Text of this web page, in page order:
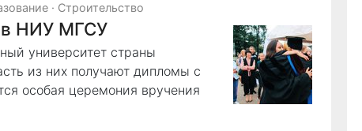
· Строительство
в НИУ МГСУ
университет страны
из них получают дипломы с
особая церемония вручения